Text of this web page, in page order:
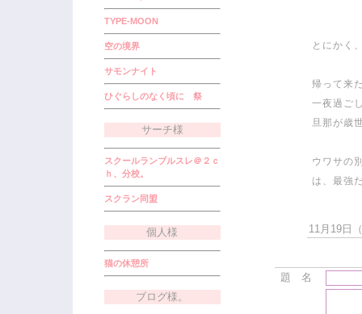
TYPE-MOON
空の境界
サモンナイト
ひぐらしのなく頃に 祭
サーチ様
スクールランブルスレ＠２ｃ
ｈ、分校。
スクラン同盟
個人様
猫の休憩所
ブログ様。
とにかく
帰って来
一夜過ご
旦那が歳
ウワサの
は、最強
11月19日
題 名